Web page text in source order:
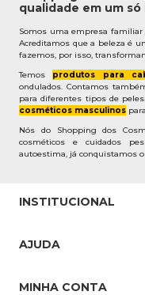
qualidade em um só
Somos uma empresa familiar
Acreditamos que a beleza é
fazemos, por isso,
Temos produtos para
ondulados. Contamos
para diferentes tipos de
cosméticos masculinos
Nós do Shopping dos
cosméticos e cuidados
autoestima, já conquistamos
INSTITUCIONAL
Pedidos Whatsapp
AJUDA
MINHA CONTA